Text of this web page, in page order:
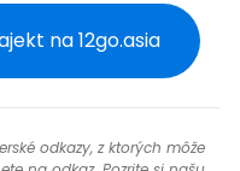
na 12go.asia
odkazy, z ktorých môže